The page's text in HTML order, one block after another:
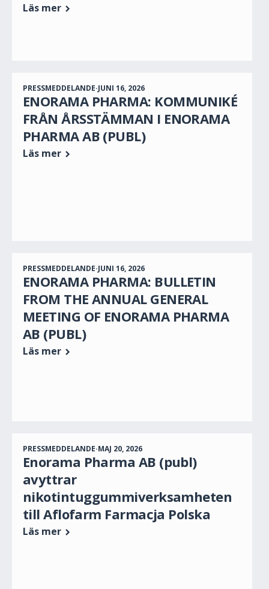
Läs mer
PRESSMEDDELANDE·JUNI 16, 2026
ENORAMA PHARMA: KOMMUNIKÉ
FRÅN ÅRSSTÄMMAN I ENORAMA
PHARMA AB (PUBL)
Läs mer
PRESSMEDDELANDE·JUNI 16, 2026
ENORAMA PHARMA: BULLETIN
FROM THE ANNUAL GENERAL
MEETING OF ENORAMA PHARMA
AB (PUBL)
Läs mer
PRESSMEDDELANDE·MAJ 20, 2026
Enorama Pharma AB (publ)
avyttrar
nikotintuggummiverksamheten
till Aflofarm Farmacja Polska
Läs mer